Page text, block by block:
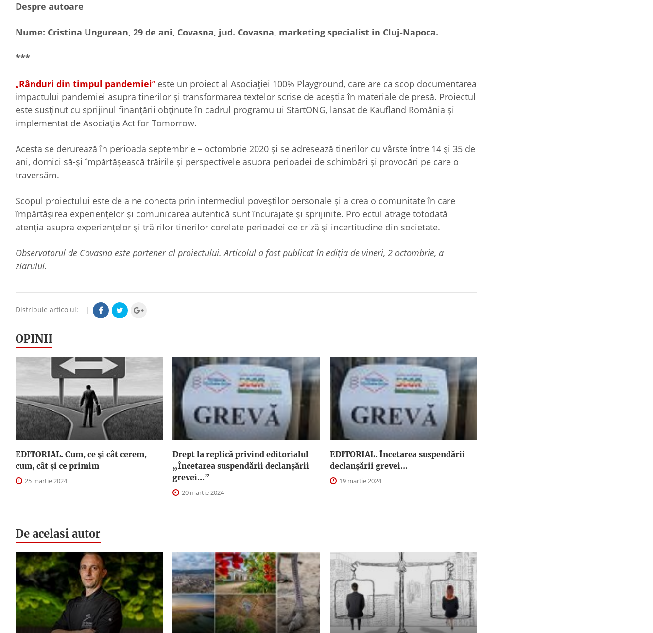
Despre autoare
Nume: Cristina Ungurean, 29 de ani, Covasna, jud. Covasna, marketing specialist in Cluj-Napoca.
***
„Rânduri din timpul pandemiei” este un proiect al Asociației 100% Playground, care are ca scop documentarea
impactului pandemiei asupra tinerilor și transformarea textelor scrise de aceștia în materiale de presă. Proiectul
este susținut cu sprijinul finanțării obținute în cadrul programului StartONG, lansat de Kaufland România și
implementat de Asociația Act for Tomorrow.
Acesta se derurează în perioada septembrie – octombrie 2020 și se adresează tinerilor cu vârste între 14 și 35 de
ani, dornici să-și împărtășească trăirile și perspectivele asupra perioadei de schimbări și provocări pe care o
traversăm.
Scopul proiectului este de a ne conecta prin intermediul poveștilor personale și a crea o comunitate în care
împărtășirea experiențelor și comunicarea autentică sunt încurajate și sprijinite. Proiectul atrage totodată
atenția asupra experiențelor și trăirilor tinerilor corelate perioadei de criză și incertitudine din societate.
Observatorul de Covasna este partener al proiectului. Articolul a fost publicat în ediția de vineri, 2 octombrie, a
ziarului.
Distribuie articolul: |
OPINII
EDITORIAL. Cum, ce şi cât cerem,
cum, cât şi ce primim
25 martie 2024
Drept la replică privind editorialul
„Încetarea suspendării declanşării
grevei...”
20 martie 2024
EDITORIAL. Încetarea suspendării
declanşării grevei...
19 martie 2024
De acelasi autor